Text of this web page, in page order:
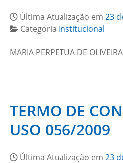
Última Atualização em 23
Categoria Institucional
MARIA PERPETUA DE
TERMO DE
USO 056/2009
Última Atualização em 23